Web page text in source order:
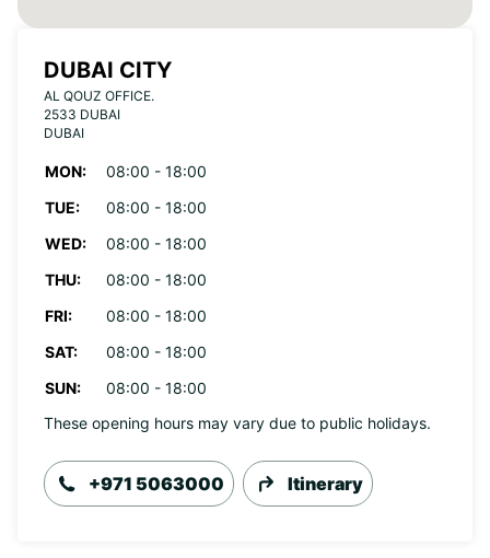
DUBAI CITY
AL QOUZ OFFICE.
2533 DUBAI
DUBAI
MON:
08:00 - 18:00
TUE:
08:00 - 18:00
WED:
08:00 - 18:00
THU:
08:00 - 18:00
FRI:
08:00 - 18:00
SAT:
08:00 - 18:00
SUN:
08:00 - 18:00
These opening hours may vary due to public holidays.
+971 5063000 Itinerary